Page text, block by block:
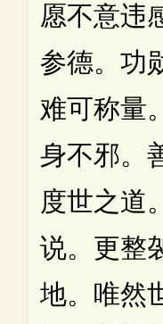
愿不意违
参德。功
难可称量
身不邪。
度世之道
说。更整
地。唯然